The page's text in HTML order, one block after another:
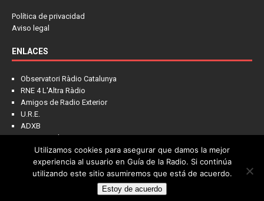
Política de privacidad
Aviso legal
ENLACES
Observatori Ràdio Catalunya
RNE 4 L'Altra Ràdio
Amigos de Radio Exterior
U.R.E.
ADXB
FM Musical
Escuchar radios online
Utilizamos cookies para asegurar que damos la mejor
experiencia al usuario en Guía de la Radio. Si continúa
utilizando este sitio asumiremos que está de acuerdo.
Estoy de acuerdo